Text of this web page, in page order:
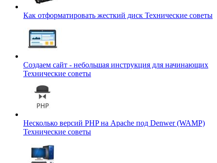
Как отформатировать жесткий диск Технические советы
Создаем сайт - небольшая инструкция для начинающих
Технические советы
Несколько версий PHP на Apache под Denwer (WAMP)
Технические советы